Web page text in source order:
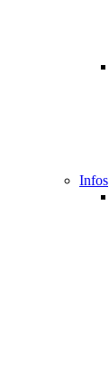
Infos